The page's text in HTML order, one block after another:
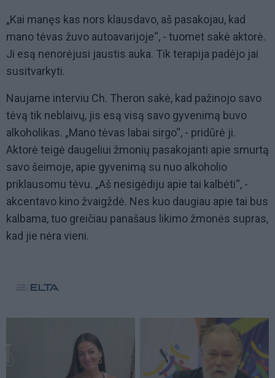
„Kai manęs kas nors klausdavo, aš pasakojau, kad
mano tėvas žuvo autoavarijoje“, - tuomet sakė aktorė.
Ji esą nenorėjusi jaustis auka. Tik terapija padėjo jai
susitvarkyti.
Naujame interviu Ch. Theron sakė, kad pažinojo savo
tėvą tik neblaivų, jis esą visą savo gyvenimą buvo
alkoholikas. „Mano tėvas labai sirgo“, - pridūrė ji.
Aktorė teigė daugeliui žmonių pasakojanti apie smurtą
savo šeimoje, apie gyvenimą su nuo alkoholio
priklausomu tėvu. „Aš nesigėdiju apie tai kalbėti“, -
akcentavo kino žvaigždė. Nes kuo daugiau apie tai bus
kalbama, tuo greičiau panašaus likimo žmonės supras,
kad jie nėra vieni.